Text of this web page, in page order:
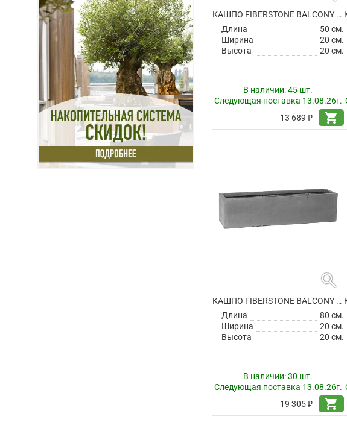
КАШПО FIBERSTONE BALCONY S BLACK
Длина
50 см.
Ширина
20 см.
Высота
20 см.
В наличии:45 шт.
Следующая поставка 13.08.26г.
13 689 ₽
shopping_cart
search
КАШПО FIBERSTONE BALCONY XL GREY
Длина
80 см.
Ширина
20 см.
Высота
20 см.
В наличии:30 шт.
Следующая поставка 13.08.26г.
19 305 ₽
shopping_cart